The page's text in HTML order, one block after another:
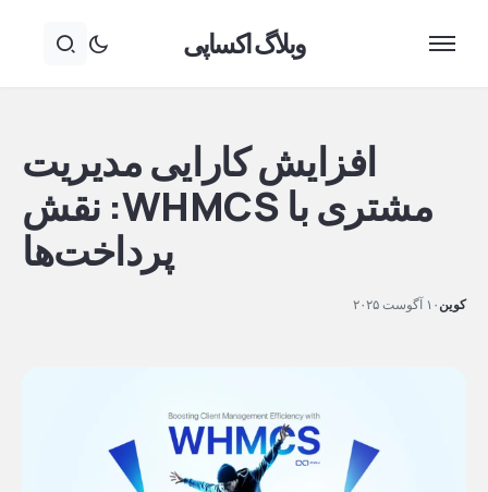
وبلاگ اکساپی
افزایش کارایی مدیریت
مشتری با WHMCS: نقش
پرداخت‌ها
کوین۱۰ آگوست ۲۰۲۵